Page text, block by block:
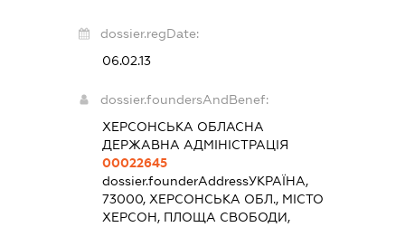
dossier.regDate:
06.02.13
dossier.foundersAndBenef:
ХЕРСОНСЬКА ОБЛАСНА
ДЕРЖАВНА АДМІНІСТРАЦІЯ
00022645
dossier.founderAddressУКРАЇНА,
73000, ХЕРСОНСЬКА ОБЛ., МІСТО
ХЕРСОН, ПЛОЩА СВОБОДИ,